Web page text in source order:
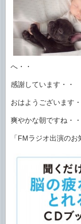
へ・・
感謝しています・・
おはようございます・
爽やかな朝ですね・・
「FMラジオ出演のお